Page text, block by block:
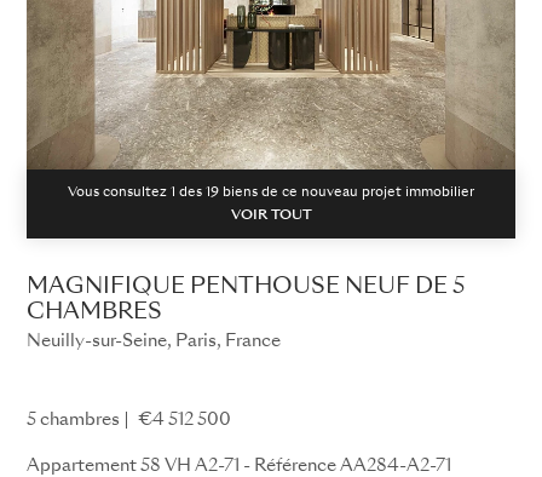
Vous consultez 1 des 19 biens de ce nouveau projet immobilier
VOIR TOUT
MAGNIFIQUE PENTHOUSE NEUF DE 5
CHAMBRES
Neuilly-sur-Seine, Paris, France
5 chambres €4 512 500
Appartement 58 VH A2-71 - Référence AA284-A2-71